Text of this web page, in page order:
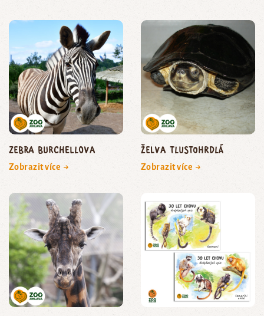
zebra Burchellova
Zobrazit více →
želva tlustohrdlá
Zobrazit více →